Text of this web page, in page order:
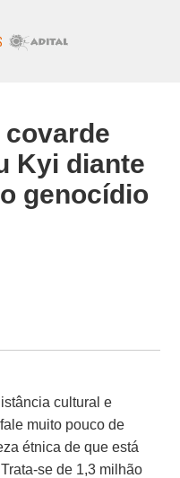
covarde
Kyi diante
genocídio
cultural e
muito pouco de
étnica de que está
Trata-se de 1,3 milhão